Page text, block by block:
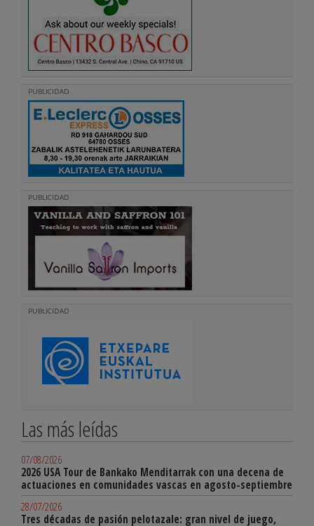
PUBLICIDAD
PUBLICIDAD
PUBLICIDAD
Las más leídas
07/08/2026
2026 USA Tour de Bankako Menditarrak con una decena de
actuaciones en comunidades vascas en agosto-septiembre
28/07/2026
Tres décadas de pasión pelotazale: gran nivel de juego,